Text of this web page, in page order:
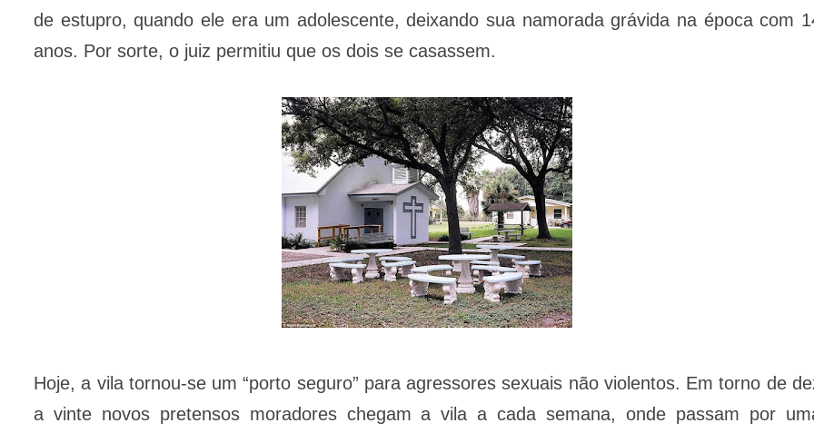
de estupro, quando ele era um adolescente, deixando sua namorada grávida na época com
anos. Por sorte, o juiz permitiu que os dois se casassem.
Hoje, a vila tornou-se um “porto seguro” para agressores sexuais não violentos. Em torno de
a vinte novos pretensos moradores chegam a vila a cada semana, onde passam por